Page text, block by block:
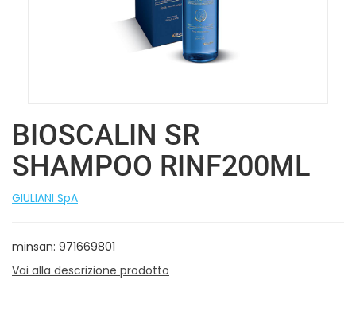
BIOSCALIN SR
SHAMPOO RINF200ML
GIULIANI SpA
minsan: 971669801
Vai alla descrizione prodotto